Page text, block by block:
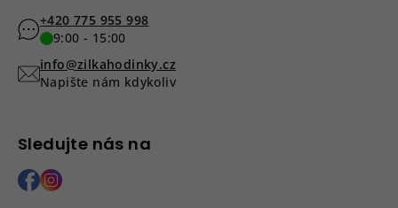
+420 775 955 998
9:00 - 15:00
info@zilkahodinky.cz
Napište nám kdykoliv
Sledujte nás na